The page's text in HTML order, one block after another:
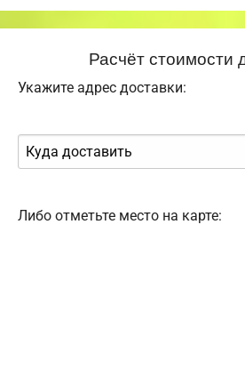
Расчёт стоимости
Укажите адрес доставки:
Либо отметьте место на карте: